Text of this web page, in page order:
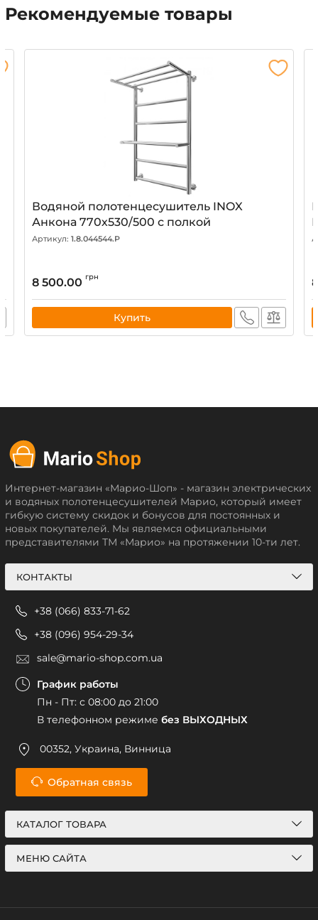
Рекомендуемые товары
Водяной полотенцесушитель INOX
Анкона 770х530/500 с полкой
Артикул: 1.8.044544.P
8 500.00 грн
Купить
Интернет-магазин «Марио-Шоп» - магазин электрических
и водяных полотенцесушителей Марио, который имеет
гибкую систему скидок и бонусов для постоянных и
новых покупателей. Мы являемся официальными
представителями ТМ «Марио» на протяжении 10-ти лет.
КОНТАКТЫ
+38 (066) 833-71-62
+38 (096) 954-29-34
sale@mario-shop.com.ua
График работы
Пн - Пт: с 08:00 до 21:00
В телефонном режиме без ВЫХОДНЫХ
00352, Украина, Винница
Обратная связь
КАТАЛОГ ТОВАРА
МЕНЮ САЙТА